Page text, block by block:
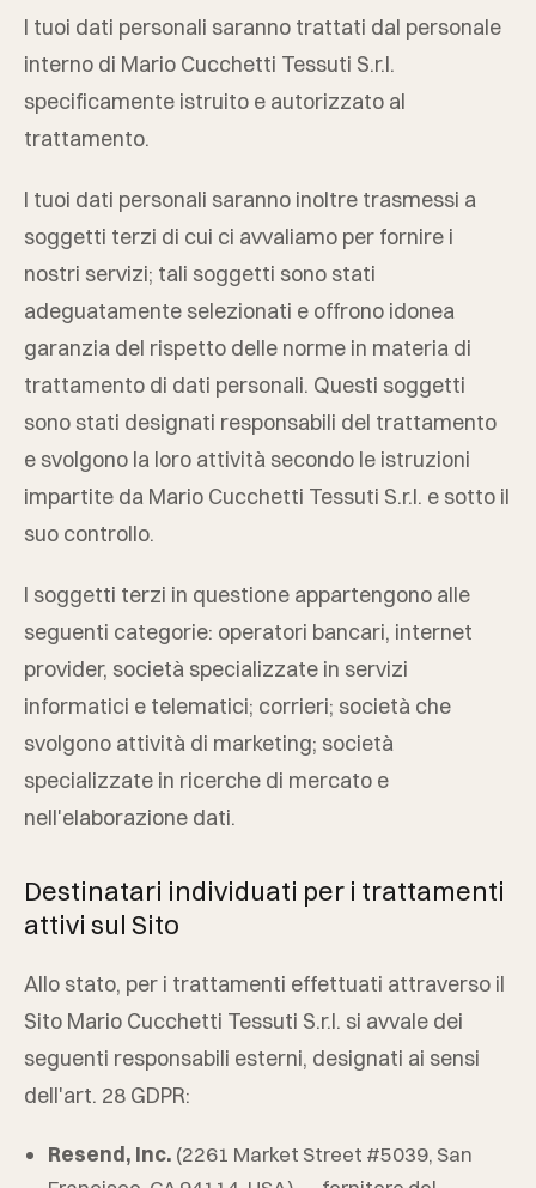
I tuoi dati personali saranno trattati dal personale
interno di Mario Cucchetti Tessuti S.r.l.
specificamente istruito e autorizzato al
trattamento.
I tuoi dati personali saranno inoltre trasmessi a
soggetti terzi di cui ci avvaliamo per fornire i
nostri servizi; tali soggetti sono stati
adeguatamente selezionati e offrono idonea
garanzia del rispetto delle norme in materia di
trattamento di dati personali. Questi soggetti
sono stati designati responsabili del trattamento
e svolgono la loro attività secondo le istruzioni
impartite da Mario Cucchetti Tessuti S.r.l. e sotto il
suo controllo.
I soggetti terzi in questione appartengono alle
seguenti categorie: operatori bancari, internet
provider, società specializzate in servizi
informatici e telematici; corrieri; società che
svolgono attività di marketing; società
specializzate in ricerche di mercato e
nell'elaborazione dati.
Destinatari individuati per i trattamenti
attivi sul Sito
Allo stato, per i trattamenti effettuati attraverso il
Sito Mario Cucchetti Tessuti S.r.l. si avvale dei
seguenti responsabili esterni, designati ai sensi
dell'art. 28 GDPR:
Resend, Inc. (2261 Market Street #5039, San